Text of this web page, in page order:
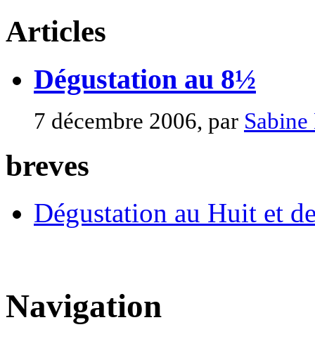
Articles
Dégustation au 8½
7 décembre 2006, par
breves
Dégustation au Huit et
Navigation